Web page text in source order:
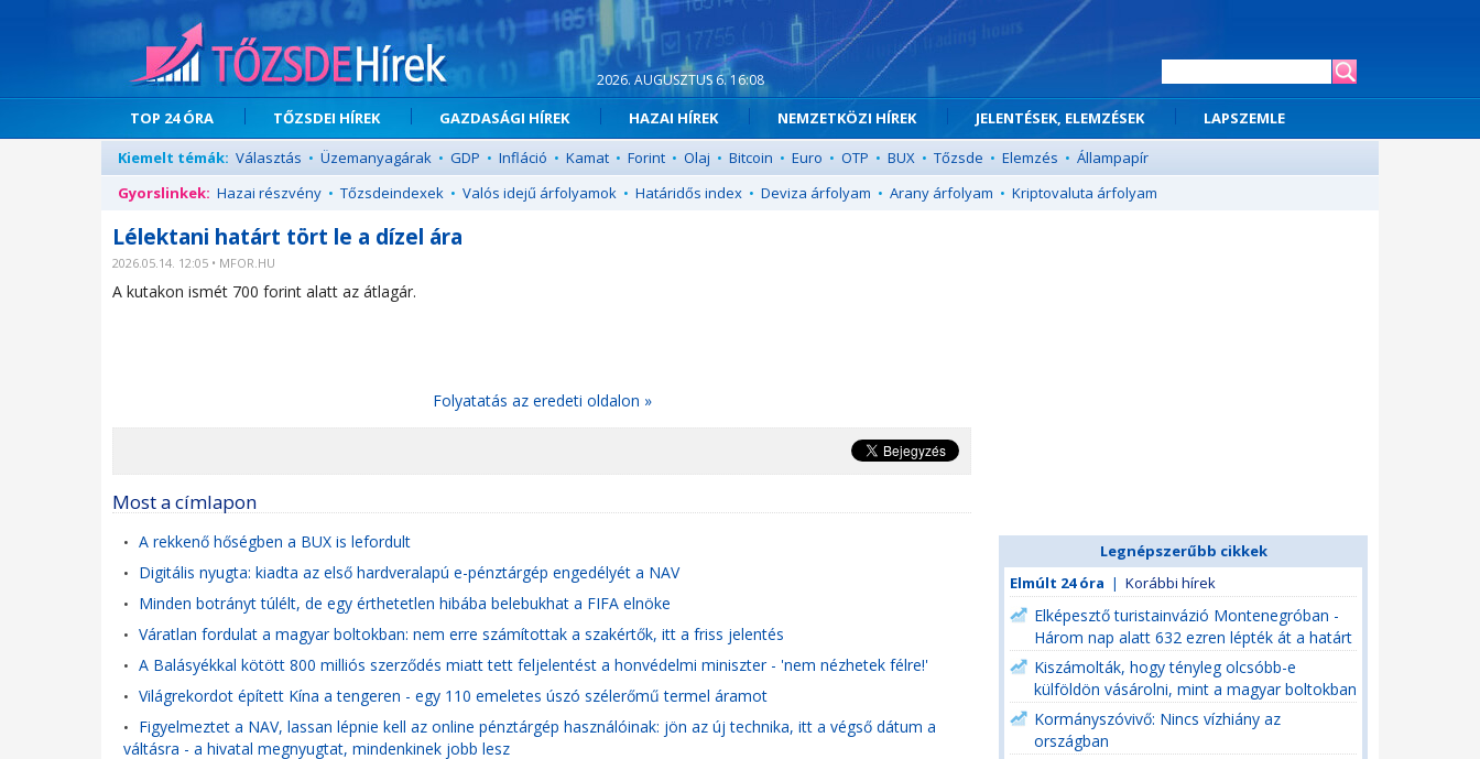
2026. AUGUSZTUS 6. 16:08
TOP 24 ÓRA TŐZSDEI HÍREK GAZDASÁGI HÍREK HAZAI HÍREK NEMZETKÖZI HÍREK JELENTÉSEK, ELEMZÉSEK
LAPSZEMLE
Kiemelt témák: Választás • Üzemanyagárak • GDP • Infláció • Kamat • Forint • Olaj • Bitcoin • Euro • OTP • BUX • Tőzsde • Elemzés • Állampapír
Gyorslinkek: Hazai részvény • Tőzsdeindexek • Valós idejű árfolyamok • Határidős index • Deviza árfolyam • Arany árfolyam • Kriptovaluta árfolyam
Lélektani határt tört le a dízel ára
2026.05.14. 12:05 • MFOR.HU
A kutakon ismét 700 forint alatt az átlagár.
Folyatatás az eredeti oldalon »
Most a címlapon
• A rekkenő hőségben a BUX is lefordult
• Digitális nyugta: kiadta az első hardveralapú e-pénztárgép engedélyét a NAV
• Minden botrányt túlélt, de egy érthetetlen hibába belebukhat a FIFA elnöke
• Váratlan fordulat a magyar boltokban: nem erre számítottak a szakértők, itt a friss jelentés
• A Balásyékkal kötött 800 milliós szerződés miatt tett feljelentést a honvédelmi miniszter - 'nem nézhetek félre!'
• Világrekordot épített Kína a tengeren - egy 110 emeletes úszó szélerőmű termel áramot
• Figyelmeztet a NAV, lassan lépnie kell az online pénztárgép használóinak: jön az új technika, itt a végső dátum a
váltásra - a hivatal megnyugtat, mindenkinek jobb lesz
Legnépszerűbb cikkek
Elmúlt 24 óra | Korábbi hírek
Elképesztő turistainvázió Montenegróban -
Három nap alatt 632 ezren lépték át a határt
Kiszámolták, hogy tényleg olcsóbb-e
külföldön vásárolni, mint a magyar boltokban
Kormányszóvivő: Nincs vízhiány az
országban